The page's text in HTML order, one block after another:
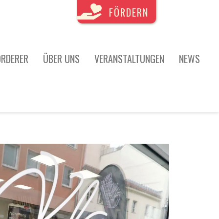
ÜBER UNS VERANSTALTUNGEN NEWS
FÖRDERN